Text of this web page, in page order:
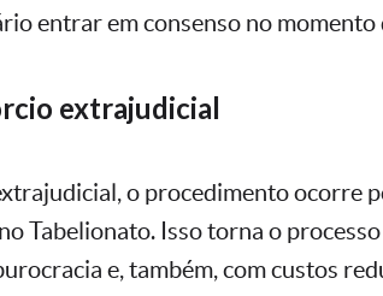
entrar em consenso no momento
extrajudicial
o procedimento ocorre
Tabelionato. Isso torna o
e, também, com custos